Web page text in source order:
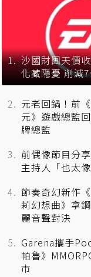
沙國財團天價
化藏隱憂 削減
暴？
元老回鍋！前
元》遊戲總監
牌總監
前偶像節目分
主持人「也太像
節奏奇幻新作
莉幻想曲》拿
麗音聲對決
Garena攜手
帕魯》
市